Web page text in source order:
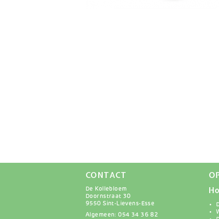
CONTACT
De Kollebloem
Doornstraat 30
9550 Sint-Lievens-Esse
Algemeen: 054 34 36 82